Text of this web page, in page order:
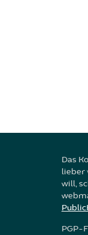
Das
lieber
will,
PGP-